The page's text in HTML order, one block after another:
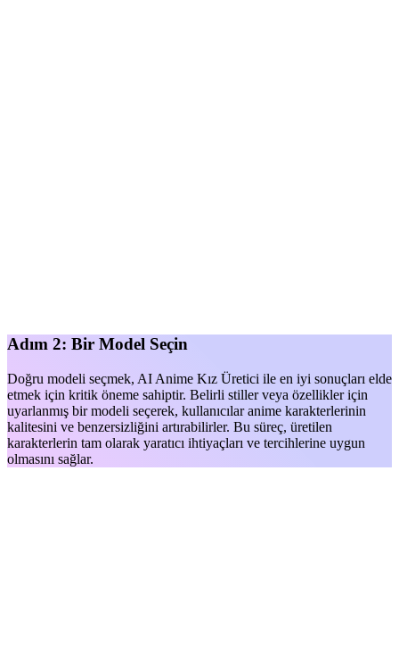
Adım 2: Bir Model Seçin
Doğru modeli seçmek, AI Anime Kız Üretici ile en iyi sonuçları elde
etmek için kritik öneme sahiptir. Belirli stiller veya özellikler için
uyarlanmış bir modeli seçerek, kullanıcılar anime karakterlerinin
kalitesini ve benzersizliğini artırabilirler. Bu süreç, üretilen
karakterlerin tam olarak yaratıcı ihtiyaçları ve tercihlerine uygun
olmasını sağlar.